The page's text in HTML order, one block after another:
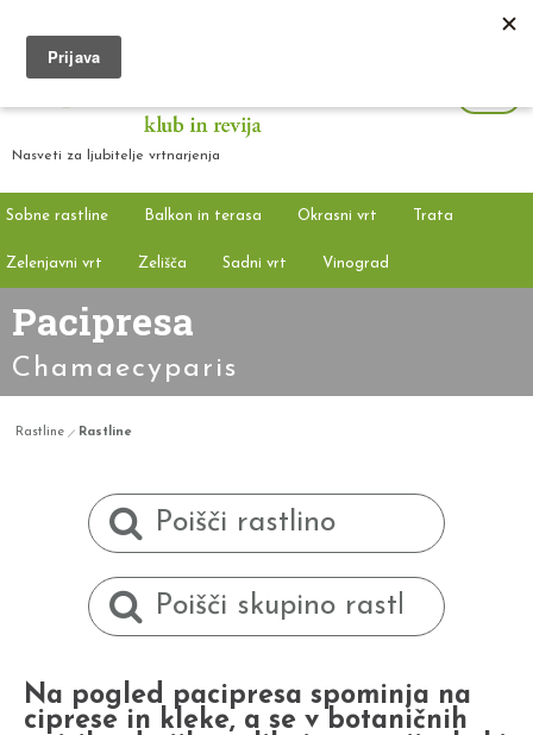
Nasveti za ljubitelje vrtnarjenja
Sobne rastline Balkon in terasa Okrasni vrt Trata
Zelenjavni vrt Zelišča Sadni vrt Vinograd
Pacipresa
Chamaecyparis
Rastline Rastline
Na pogled pacipresa spominja na
ciprese in kleke, a se v botaničnih